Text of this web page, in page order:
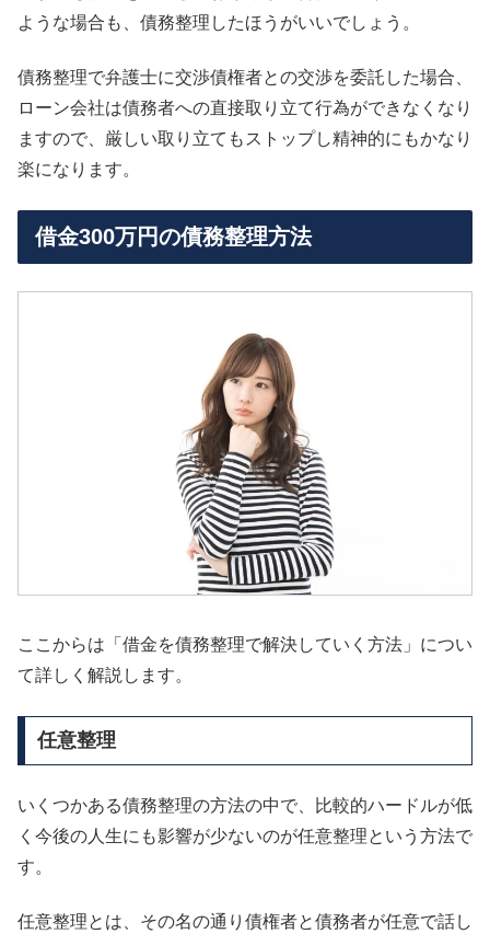
ような場合も、債務整理したほうがいいでしょう。
債務整理で弁護士に交渉債権者との交渉を委託した場合、
ローン会社は債務者への直接取り立て行為ができなくなり
ますので、厳しい取り立てもストップし精神的にもかなり
楽になります。
借金300万円の債務整理方法
ここからは「借金を債務整理で解決していく方法」につい
て詳しく解説します。
任意整理
いくつかある債務整理の方法の中で、比較的ハードルが低
く今後の人生にも影響が少ないのが任意整理という方法で
す。
任意整理とは、その名の通り債権者と債務者が任意で話し